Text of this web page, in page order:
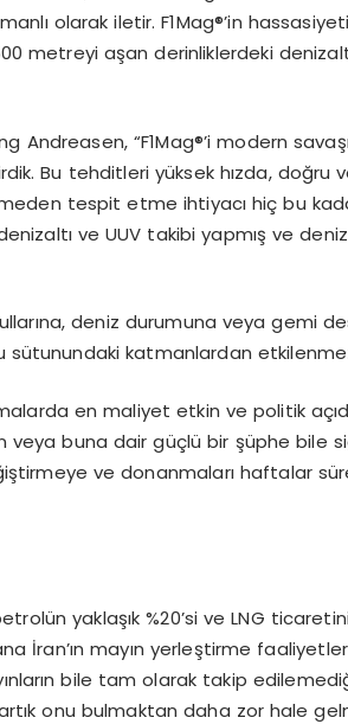
olarak iletir. F1Mag®’in
metreyi aşan derinliklerdeki
Andreasen, “F1Mag®’i modern
Bu tehditleri yüksek hızda, doğru
tespit etme ihtiyacı hiç bu
ve UUV takibi yapmış ve deniz
deniz durumuna veya gemi
sütunundaki katmanlardan
en maliyet etkin ve politik
veya buna dair güçlü bir şüphe bile
ve donanmaları haftalar
yaklaşık %20’si ve LNG
İran’ın mayın yerleştirme
bile tam olarak takip
artık onu bulmaktan daha zor hale